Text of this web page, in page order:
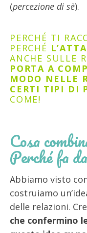
(percezione di sè).
PERCHÉ TI
PERCHÉ
ANCHE SULLE
PORTA A
MODO NELLE
CERTI TIPI DI
COME!
Cosa
Perché fa
Abbiamo visto
costruiamo
delle relazioni.
che confermino